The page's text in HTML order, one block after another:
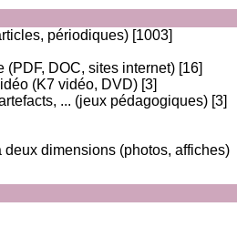
périodiques) [1003]
(PDF, DOC, sites internet) [16]
(K7 vidéo, DVD) [3]
... (jeux pédagogiques) [3]
dimensions (photos, affiches)